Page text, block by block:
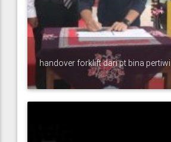
handover forklift dari pt bina pertiwi